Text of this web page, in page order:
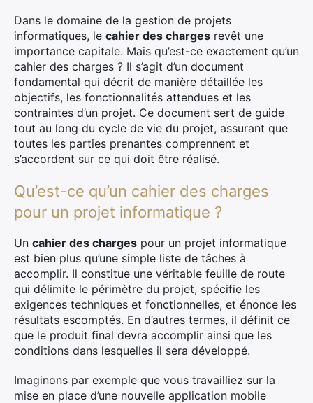
Dans le domaine de la gestion de projets
informatiques, le cahier des charges revêt une
importance capitale. Mais qu’est-ce exactement qu’un
cahier des charges ? Il s’agit d’un document
fondamental qui décrit de manière détaillée les
objectifs, les fonctionnalités attendues et les
contraintes d’un projet. Ce document sert de guide
tout au long du cycle de vie du projet, assurant que
toutes les parties prenantes comprennent et
s’accordent sur ce qui doit être réalisé.
Qu’est-ce qu’un cahier des charges
pour un projet informatique ?
Un cahier des charges pour un projet informatique
est bien plus qu’une simple liste de tâches à
accomplir. Il constitue une véritable feuille de route
qui délimite le périmètre du projet, spécifie les
exigences techniques et fonctionnelles, et énonce les
résultats escomptés. En d’autres termes, il définit ce
que le produit final devra accomplir ainsi que les
conditions dans lesquelles il sera développé.
Imaginons par exemple que vous travailliez sur la
mise en place d’une nouvelle application mobile